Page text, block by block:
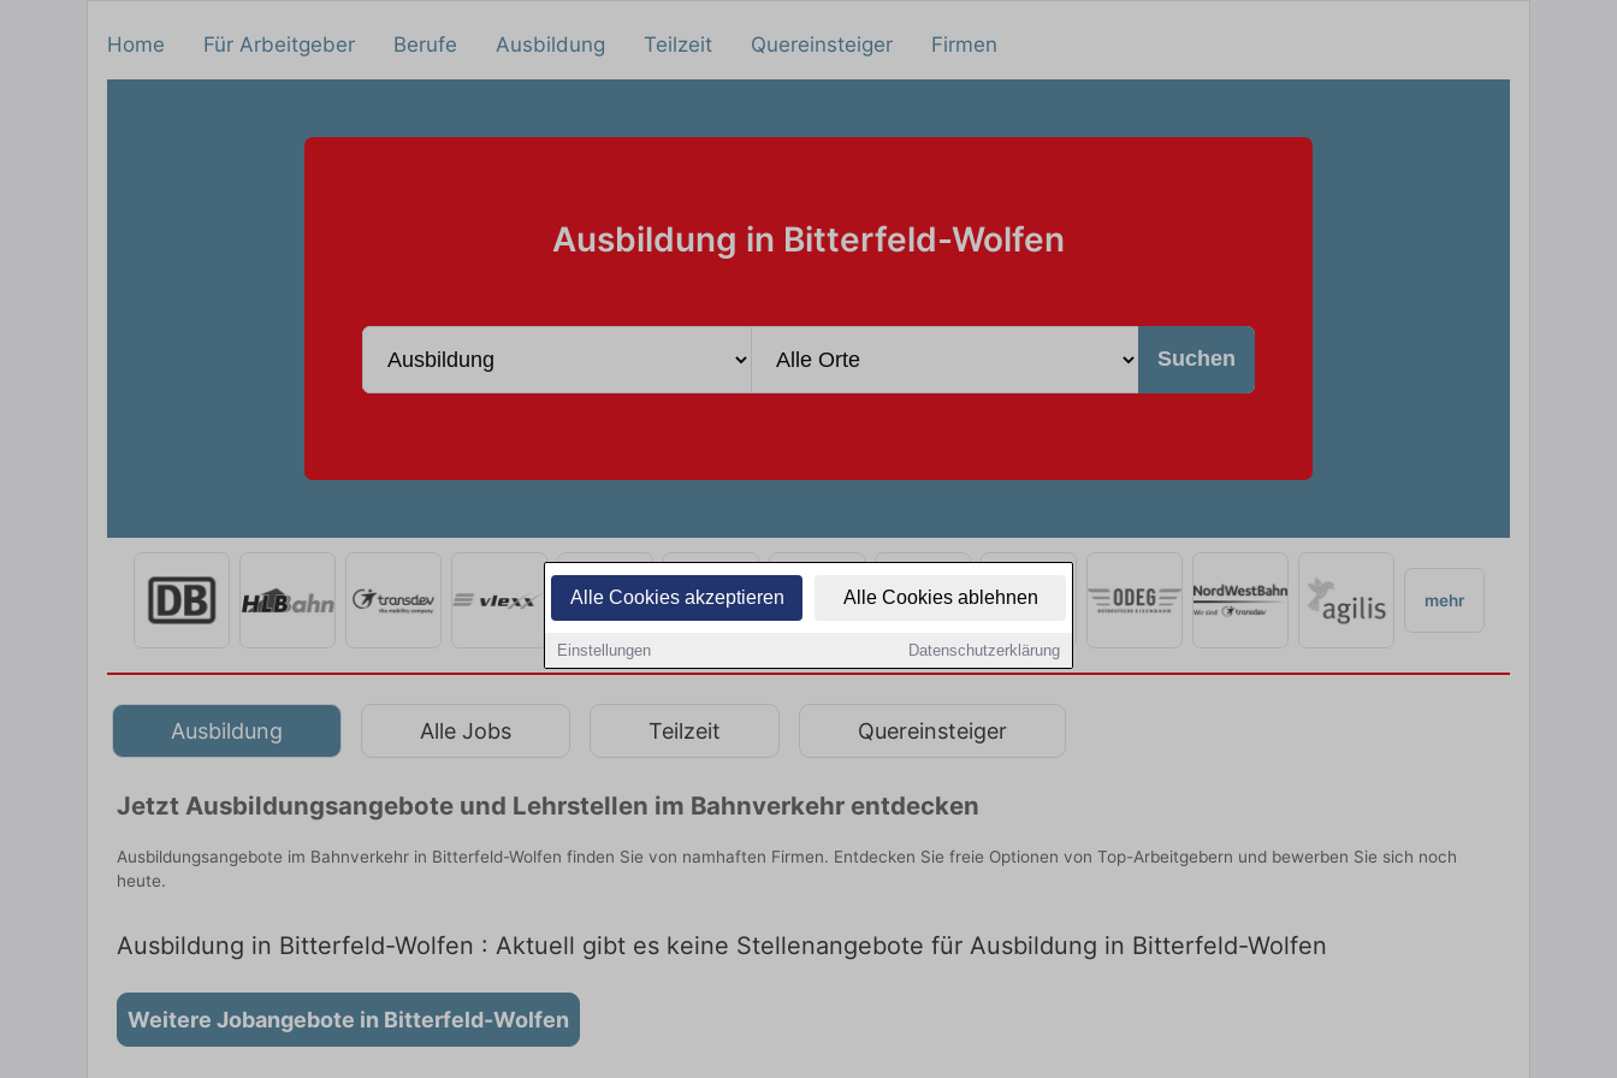
Alle Cookies akzeptieren Alle Cookies ablehnen
Einstellungen Datenschutzerklärung
Home Für Arbeitgeber Berufe Ausbildung Teilzeit Quereinsteiger Firmen
Ausbildung in Bitterfeld-Wolfen
Suchen
mehr
Ausbildung Alle Jobs Teilzeit Quereinsteiger
Jetzt Ausbildungsangebote und Lehrstellen im Bahnverkehr entdecken
Ausbildungsangebote im Bahnverkehr in Bitterfeld-Wolfen finden Sie von namhaften Firmen. Entdecken Sie freie Optionen von Top-Arbeitgebern und bewerben Sie sich noch
heute.
Ausbildung in Bitterfeld-Wolfen : Aktuell gibt es keine Stellenangebote für Ausbildung in Bitterfeld-Wolfen
Weitere Jobangebote in Bitterfeld-Wolfen